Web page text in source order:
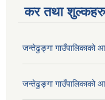
कर तथा शुल्कहरु
जन्तेढुङ्गा
जन्तेढुङ्गा